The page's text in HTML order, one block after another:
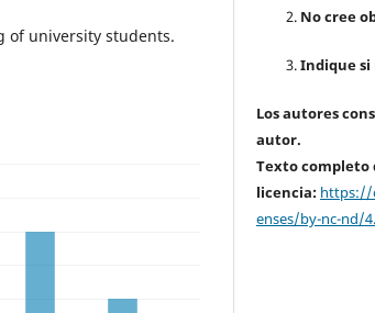
of university students.
No cree
Indique si
Los autores
autor.
Texto completo
licencia: https://
enses/by-nc-nd/